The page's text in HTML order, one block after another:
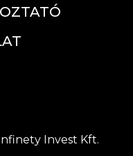
Invest Kft.